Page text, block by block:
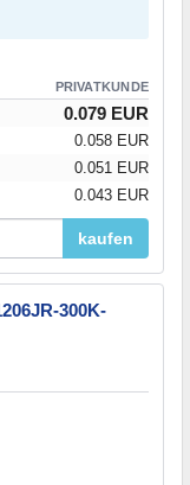
PRIVATKUNDE
0.079 EUR
0.058 EUR
0.051 EUR
0.043 EUR
kaufen
300K-